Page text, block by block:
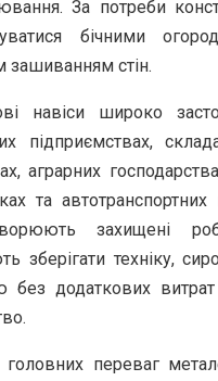
За потреби
бічними
зашиванням стін.
навіси широко
підприємствах,
аграрних
та автотранспортних
захищені
зберігати техніку,
без додаткових витрат
переваг